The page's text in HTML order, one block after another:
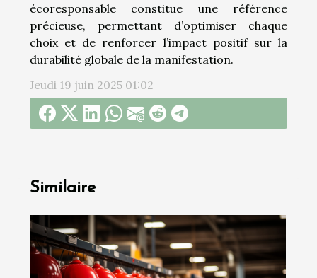
écoresponsable constitue une référence
précieuse, permettant d’optimiser chaque
choix et de renforcer l’impact positif sur la
durabilité globale de la manifestation.
Jeudi 19 juin 2025 01:02
Similaire